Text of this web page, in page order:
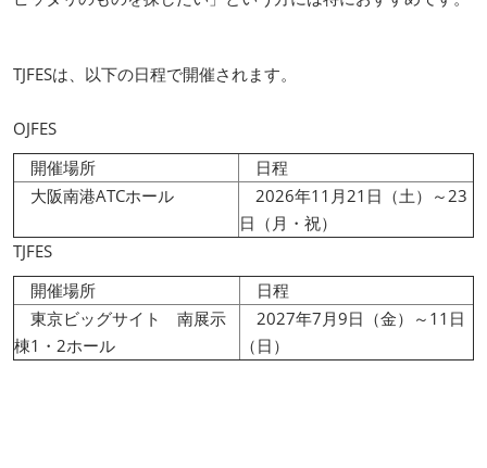
TJFESは、以下の日程で開催されます。
OJFES
開催場所
日程
大阪南港ATCホール
2026年11月21日（土）～23
日（月・祝）
TJFES
開催場所
日程
東京ビッグサイト 南展示
棟1・2ホール
2027年7月9日（金）～11日
（日）